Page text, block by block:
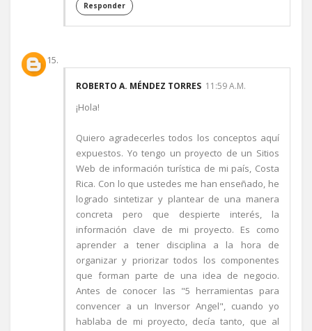
Responder
ROBERTO A. MÉNDEZ TORRES 11:59 A.M.
¡Hola!
Quiero agradecerles todos los conceptos aquí
expuestos. Yo tengo un proyecto de un Sitios
Web de información turística de mi país, Costa
Rica. Con lo que ustedes me han enseñado, he
logrado sintetizar y plantear de una manera
concreta pero que despierte interés, la
información clave de mi proyecto. Es como
aprender a tener disciplina a la hora de
organizar y priorizar todos los componentes
que forman parte de una idea de negocio.
Antes de conocer las "5 herramientas para
convencer a un Inversor Angel", cuando yo
hablaba de mi proyecto, decía tanto, que al